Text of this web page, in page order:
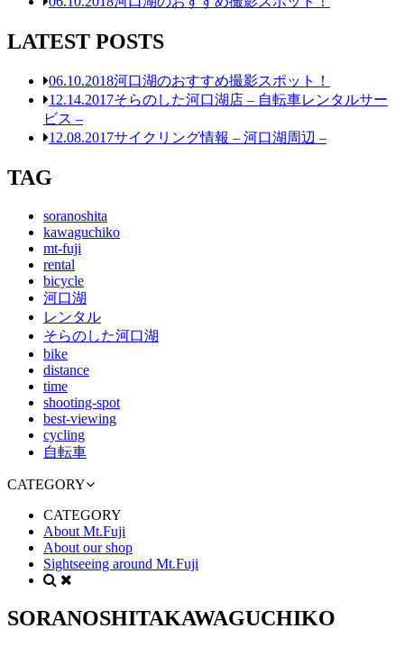
LATEST POSTS
06.10.2018河口湖のおすすめ撮影スポット！
12.14.2017そらのした河口湖店 – 自転車レンタルサー
ビス –
12.08.2017サイクリング情報 – 河口湖周辺 –
TAG
soranoshita
kawaguchiko
mt-fuji
rental
bicycle
河口湖
レンタル
そらのした河口湖
bike
distance
time
shooting-spot
best-viewing
cycling
自転車
CATEGORY
CATEGORY
About Mt.Fuji
About our shop
Sightseeing around Mt.Fuji
SORANOSHITAKAWAGUCHIKO